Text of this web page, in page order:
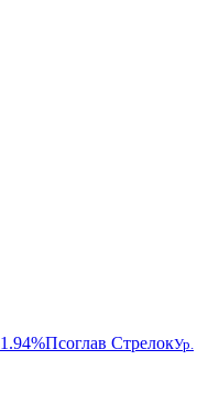
1.94%Псоглав СтрелокУр.